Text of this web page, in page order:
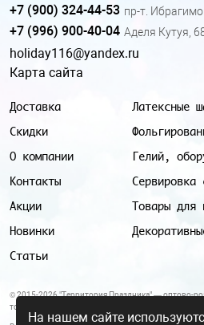
Доставка
Скидки
О компании
Контакты
Акции
Новинки
Статьи
Латексные
Гелий,
Сервировка
Товары для
+7 (900) 324-44-53 пр-т.
+7 (996) 900-40-04 Аделя Кутуя,
holiday116@yandex.ru
Карта сайта
© 2015-2026 "Территория Праздника" — оптово-
товаров для праздника.
На нашем сайте